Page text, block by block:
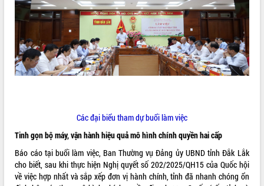
VIDEO
Loading the player...
Các đại biểu tham dự buổi làm việc
Tinh gọn bộ máy, vận hành hiệu quả mô hình chính quyền hai cấp
Báo cáo tại buổi làm việc, Ban Thường vụ Đảng ủy UBND tỉnh Đắk Lắk
cho biết, sau khi thực hiện Nghị quyết số 202/2025/QH15 của Quốc hội
về việc hợp nhất và sắp xếp đơn vị hành chính, tỉnh đã nhanh chóng ổn